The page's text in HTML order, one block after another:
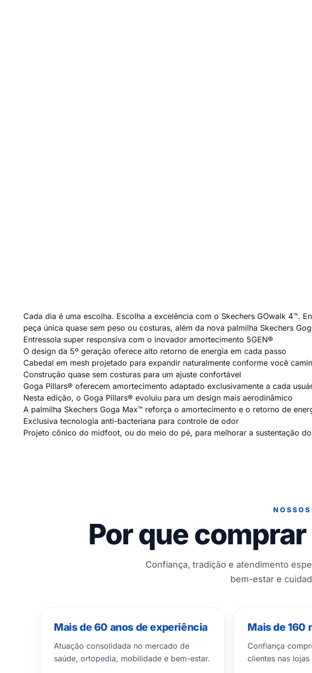
Cada dia é uma escolha. Escolha a excelência com o Skechers GOwalk 4™.
peça única quase sem peso ou costuras, além da nova palmilha Skechers
Entressola super responsiva com o inovador amortecimento 5GEN®
O design da 5º geração oferece alto retorno de energia em cada passo
Cabedal em mesh projetado para expandir naturalmente conforme você
Construção quase sem costuras para um ajuste confortável
Goga Pillars® oferecem amortecimento adaptado exclusivamente a cada
Nesta edição, o Goga Pillars® evoluiu para um design mais aerodinâmico
A palmilha Skechers Goga Max™ reforça o amortecimento e o retorno de
Exclusiva tecnologia anti-bacteriana para controle de odor
Projeto cônico do midfoot, ou do meio do pé, para melhorar a sustentação
Por que
Confiança, tradição e atendimento
bem-estar e
Mais de 60 anos de experiência
Atuação consolidada no mercado de
saúde, ortopedia, mobilidade e bem-estar.
Mais de 160
Confiança
clientes nas